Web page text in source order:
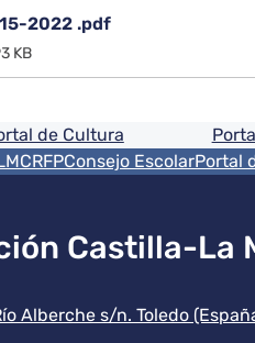
2022 .pdf
KB
de Cultura
pie
CRFPConsejo EscolarPortal
Castilla-La
de la
Alberche s/n. Toledo